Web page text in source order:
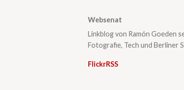
Websenat
Linkblog von Ramón Goeden
Fotografie, Tech und Berliner
FlickrRSS